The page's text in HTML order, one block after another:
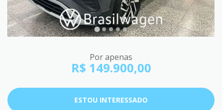
Por apenas
R$ 149.900,00
ESTOU INTERESSADO